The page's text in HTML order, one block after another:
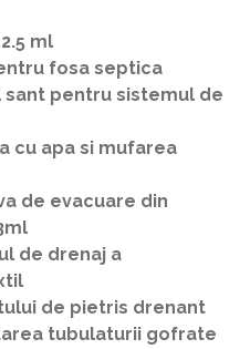
ml
fosa septica
sant pentru sistemul de
cu apa si mufarea
de evacuare din
de drenaj a
de pietris drenant
tubulaturii gofrate